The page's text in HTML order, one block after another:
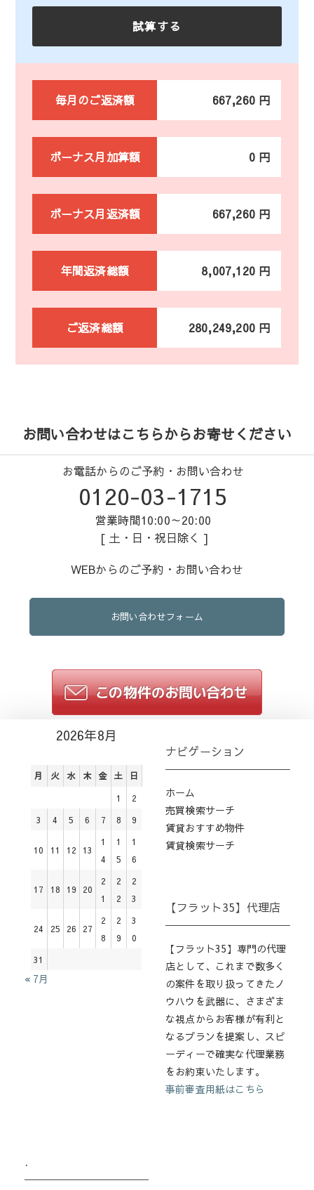
毎月のご返済額 667,260 円
ボーナス月加算額 0 円
ボーナス月返済額 667,260 円
年間返済総額 8,007,120 円
ご返済総額 280,249,200 円
お問い合わせはこちらからお寄せください
お電話からのご予約・お問い合わせ
0120-03-1715
営業時間10:00～20:00
[ 土・日・祝日除く ]
WEBからのご予約・お問い合わせ
お問い合わせフォーム
2026年8月
月 火 水 木 金 土 日
1
2
3
4 5 6 7 8 9
10 11 12 13
1
4
1
5
1
6
17 18 19 20
2
1
2
2
2
3
24 25 26 27
2
8
2
9
3
0
31
« 7月
ナビゲーション
ホーム
売買検索サーチ
賃貸おすすめ物件
賃貸検索サーチ
【フラット35】代理店
【フラット35】専門の代理
店として、これまで数多く
の案件を取り扱ってきたノ
ウハウを武器に、さまざま
な視点からお客様が有利と
なるプランを提案し、スピ
ーディーで確実な代理業務
をお約束いたします。
事前審査用紙はこちら
.